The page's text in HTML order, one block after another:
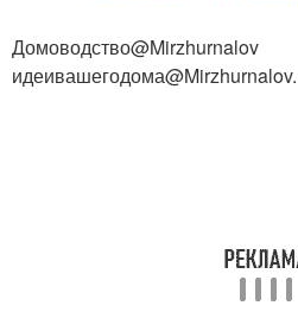
Домоводство@Mirzhurnalov
идеивашегодома@Mirzhurnalov.